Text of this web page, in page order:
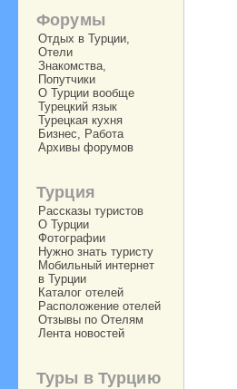
Форумы
Отдых в Турции,
Отели
Знакомства,
Попутчики
О Турции вообще
Турецкий язык
Турецкая кухня
Бизнес, Работа
Архивы форумов
Турция
Рассказы туристов
О Турции
Фотографии
Нужно знать туристу
Мобильный интернет
в Турции
Каталог отелей
Расположение отелей
Отзывы по Отелям
Лента новостей
Туры в Турцию